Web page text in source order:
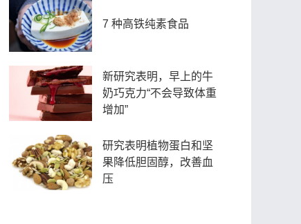
7 种高铁纯素食品
新研究表明，早上的牛
奶巧克力“不会导致体重
增加”
研究表明植物蛋白和坚
果降低胆固醇，改善血
压